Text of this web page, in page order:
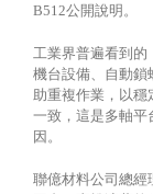
B512公開說明。
工業界普遍看到的
機台設備、自動鎖
助重複作業，以穩
一致，這是多軸平
因。
聯億材料公司總經